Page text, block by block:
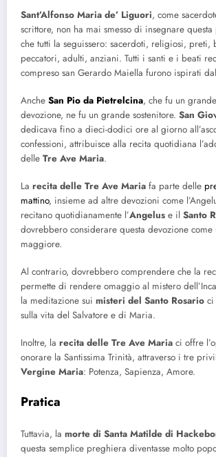
Sant’Alfonso Maria de’ Liguori, come
scrittore, non ha mai smesso di insegnare
che tutti la seguissero: sacerdoti, religiosi, preti,
peccatori, adulti, anziani. Tutti i santi e i beati
compreso san Gerardo Maiella furono ispirati
Anche San Pio da Pietrelcina, che fu un
devozione, ne fu un grande sostenitore. San
dedicava fino a dieci-dodici ore al giorno
confessioni, attribuisce alla recita quotidiana
delle Tre Ave Maria.
La recita delle Tre Ave Maria fa parte delle
mattino, insieme ad altre devozioni come
recitano quotidianamente l’Angelus e il Santo
dovrebbero considerare questa devozione
maggiore.
Al contrario, dovrebbero comprendere che la
permette di rendere omaggio al mistero
la meditazione sui misteri del Santo Rosario ci
sulla vita del Salvatore e di Maria.
Inoltre, la recita delle Tre Ave Maria ci offre
onorare la Santissima Trinità, attraverso i tre
Vergine Maria: Potenza, Sapienza, Amore.
Pratica
Tuttavia, la morte di Santa Matilde di
questa semplice preghiera diventasse molto